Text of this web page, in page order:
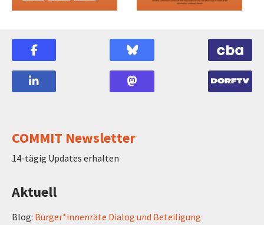
COMMIT Newsletter
14-tägig Updates erhalten
Aktuell
Blog: Bürger*innenräte Dialog und Beteiligung